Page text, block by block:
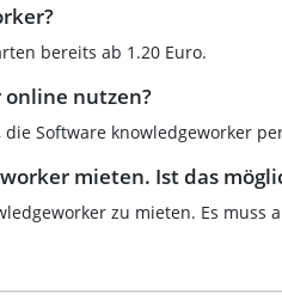
bereits ab 1.20 Euro.
nutzen?
die Software knowledgeworker
mieten. Ist das
zu mieten. Es